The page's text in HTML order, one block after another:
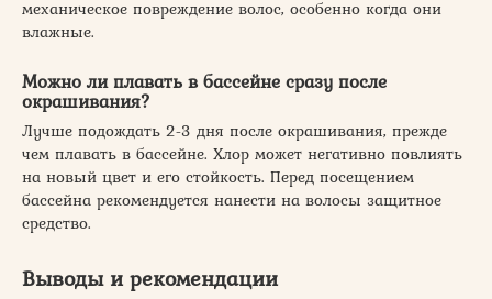
механическое повреждение волос, особенно когда они
влажные.
Можно ли плавать в бассейне сразу после
окрашивания?
Лучше подождать 2-3 дня после окрашивания, прежде
чем плавать в бассейне. Хлор может негативно повлиять
на новый цвет и его стойкость. Перед посещением
бассейна рекомендуется нанести на волосы защитное
средство.
Выводы и рекомендации